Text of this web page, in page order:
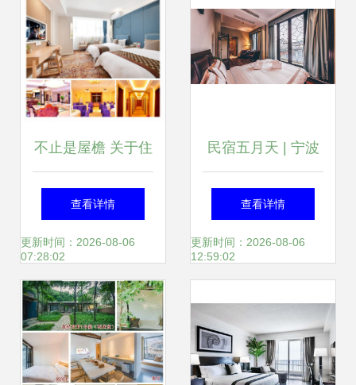
正确配置得到正文
题导出处理方可根
据此类文档本件动
态设定接入过滤和
不止是屋檐 关于住
宿的思考
查看详情
更新时间：2026-08-06
07:28:02
民宿五月天 | 宁波
书房 在民国风韵
里，邂逅一本书中
查看详情
更新时间：2026-08-06
12:59:02